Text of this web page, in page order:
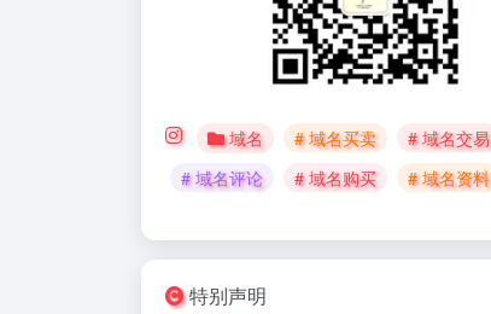
域名 # 域名买卖 # 域名交易
# 域名评论
# 域名购买 # 域名资料
特别声明